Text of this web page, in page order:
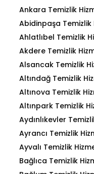
Ankara Temizlik
Abidinpaşa Temizlik
Ahlatlıbel Temizlik
Akdere Temizlik
Alsancak Temizlik
Altındağ Temizlik
Altınova Temizlik
Altınpark Temizlik
Aydınlıkevler
Ayrancı Temizlik
Ayvalı Temizlik
Bağlıca Temizlik